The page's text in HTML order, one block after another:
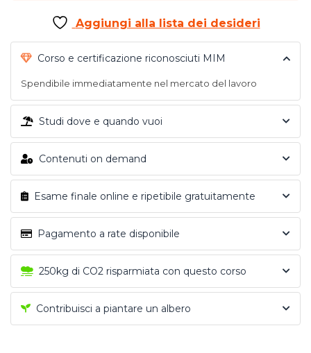
Aggiungi alla lista dei desideri
Corso e certificazione riconosciuti MIM
Spendibile immediatamente nel mercato del lavoro
Studi dove e quando vuoi
Contenuti on demand
Esame finale online e ripetibile gratuitamente
Pagamento a rate disponibile
250kg di CO2 risparmiata con questo corso
Contribuisci a piantare un albero